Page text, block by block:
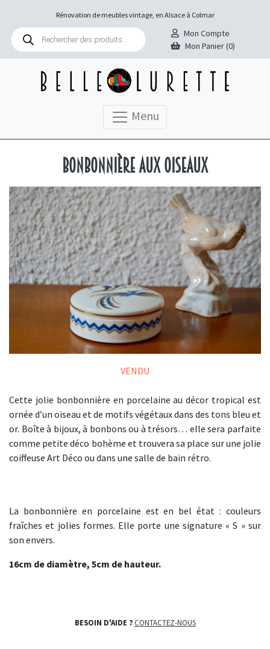
Rénovation de meubles vintage, en Alsace à Colmar
Recherche
produits
Mon Compte
Mon Panier (0)
Menu
Bonbonnière aux oiseaux
VENDU
Cette jolie bonbonnière en porcelaine au décor tropical est
ornée d’un oiseau et de motifs végétaux dans des tons bleu et
or. Boîte à bijoux, à bonbons ou à trésors… elle sera parfaite
comme petite déco bohème et trouvera sa place sur une jolie
coiffeuse Art Déco ou dans une salle de bain rétro.
La bonbonnière en porcelaine est en bel état : couleurs
fraîches et jolies formes. Elle porte une signature « S » sur
son envers.
16cm de diamètre, 5cm de hauteur.
BESOIN D'AIDE ? CONTACTEZ-NOUS